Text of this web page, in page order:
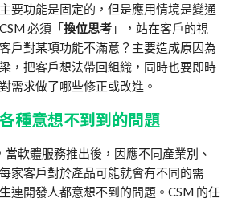
要功能是固定的，但是應用情境是變通
必須「換位思考 」，站在客戶的視
戶對某項功能不滿意？主要造成原因為
，把客戶想法帶回組織，同時也要即時
需求做了哪些修正或改進。
種意想不到到的問題
當軟體服務推出後，因應不同產業別、
家客戶對於產品可能就會有不同的需
連開發人都意想不到的問題。CSM 的任